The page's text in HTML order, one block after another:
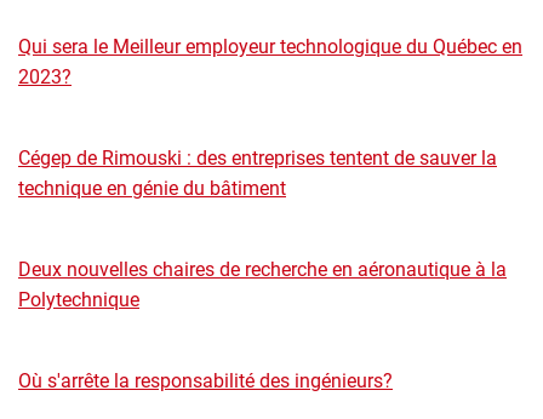
Qui sera le Meilleur employeur technologique du Québec en
2023?
Cégep de Rimouski : des entreprises tentent de sauver la
technique en génie du bâtiment
Deux nouvelles chaires de recherche en aéronautique à la
Polytechnique
Où s'arrête la responsabilité des ingénieurs?